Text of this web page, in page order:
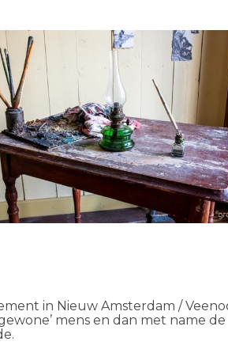
in Nieuw Amsterdam /
mens en dan met name de